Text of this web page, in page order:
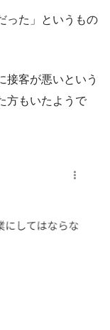
った」というもの
接客が悪いという
方もいたようで